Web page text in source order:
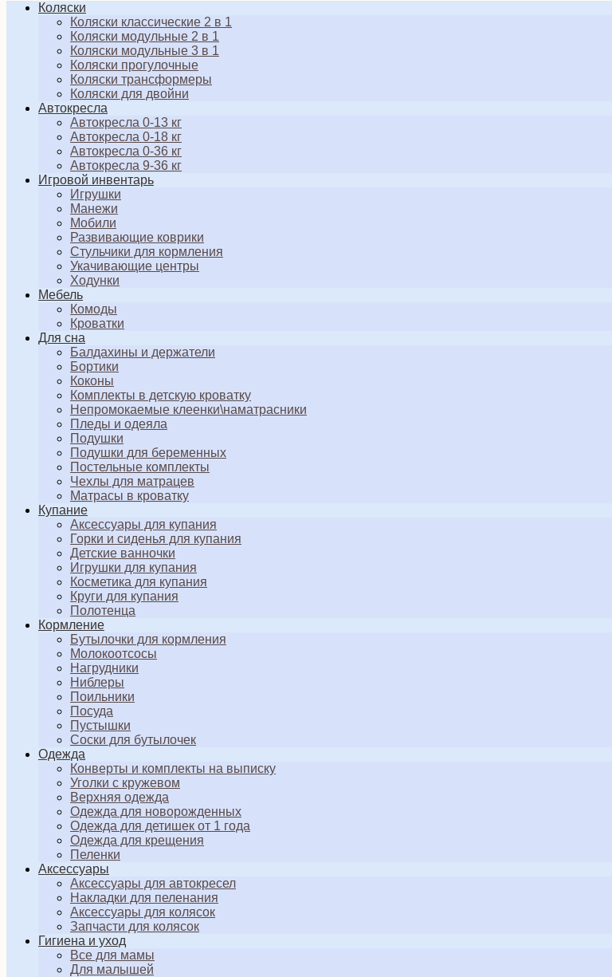
Коляски
Коляски классические 2 в 1
Коляски модульные 2 в 1
Коляски модульные 3 в 1
Коляски прогулочные
Коляски трансформеры
Коляски для двойни
Автокресла
Автокресла 0-13 кг
Автокресла 0-18 кг
Автокресла 0-36 кг
Автокресла 9-36 кг
Игровой инвентарь
Игрушки
Манежи
Мобили
Развивающие коврики
Стульчики для кормления
Укачивающие центры
Ходунки
Мебель
Комоды
Кроватки
Для сна
Балдахины и держатели
Бортики
Коконы
Комплекты в детскую кроватку
Непромокаемые клеенки\наматрасники
Пледы и одеяла
Подушки
Подушки для беременных
Постельные комплекты
Чехлы для матрацев
Матрасы в кроватку
Купание
Аксессуары для купания
Горки и сиденья для купания
Детские ванночки
Игрушки для купания
Косметика для купания
Круги для купания
Полотенца
Кормление
Бутылочки для кормления
Молокоотсосы
Нагрудники
Ниблеры
Поильники
Посуда
Пустышки
Соски для бутылочек
Одежда
Конверты и комплекты на выписку
Уголки с кружевом
Верхняя одежда
Одежда для новорожденных
Одежда для детишек от 1 года
Одежда для крещения
Пеленки
Аксессуары
Аксессуары для автокресел
Накладки для пеленания
Аксессуары для колясок
Запчасти для колясок
Гигиена и уход
Все для мамы
Для малышей